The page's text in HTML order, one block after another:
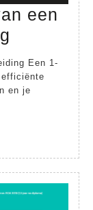
een
de
Voordelen
van
Jarige
MBO
Opleiding
Een 1-
en je